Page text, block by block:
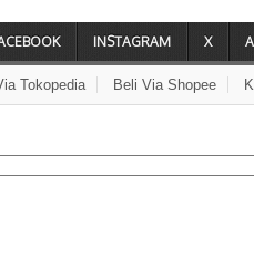
INSTAGRAM X
Tokopedia Beli Via Shopee